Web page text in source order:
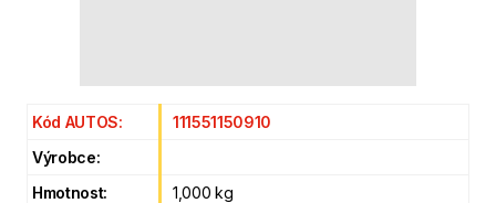
Kód AUTOS:
111551150910
Výrobce:
Hmotnost:
1,000 kg